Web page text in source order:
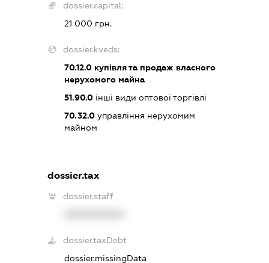
dossier.capital:
21 000 грн.
dossier.kveds:
70.12.0 купівля та продаж власного
нерухомого майна
51.90.0 інші види оптової торгівлі
70.32.0 управління нерухомим
майном
dossier.tax
dossier.staff
dossier.taxDebt
dossier.missingData